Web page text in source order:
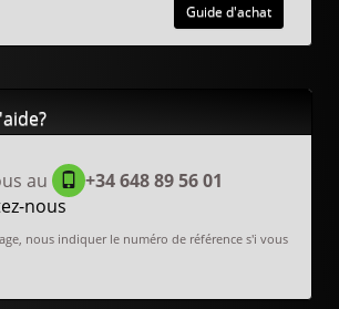
Guide d'achat
au
+34 648 89 56 01
nous
nous indiquer le numéro de référence s'i vous